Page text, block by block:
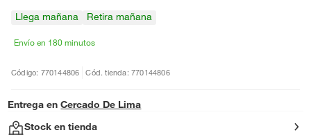
Llega mañana Retira mañana
Envío en 180 minutos
Código: 770144806 Cód. tienda: 770144806
Entrega en Cercado De Lima
Stock en tienda